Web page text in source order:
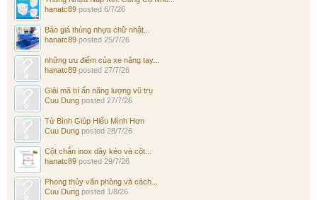
hanatc89 posted 6/7/26
Báo giá thùng nhựa chữ nhật...
hanatc89 posted 25/7/26
những ưu điểm của xe nâng tay...
hanatc89 posted 27/7/26
Giải mã bí ẩn năng lượng vũ trụ
Cuu Dung posted 27/7/26
Tử Bình Giúp Hiểu Mình Hơn
Cuu Dung posted 28/7/26
Cột chắn inox dây kéo và cột...
hanatc89 posted 29/7/26
Phong thủy văn phòng và cách...
Cuu Dung posted 1/8/26